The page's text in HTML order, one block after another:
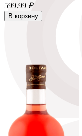
599.99 ₽
В корзину